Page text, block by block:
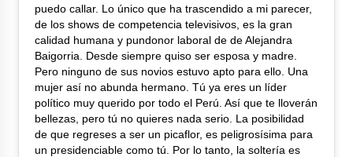
puedo callar. Lo único que ha trascendido a mi parecer,
de los shows de competencia televisivos, es la gran
calidad humana y pundonor laboral de de Alejandra
Baigorria. Desde siempre quiso ser esposa y madre.
Pero ninguno de sus novios estuvo apto para ello. Una
mujer así no abunda hermano. Tú ya eres un líder
político muy querido por todo el Perú. Así que te lloverán
bellezas, pero tú no quieres nada serio. La posibilidad
de que regreses a ser un picaflor, es peligrosísima para
un presidenciable como tú. Por lo tanto, la soltería es